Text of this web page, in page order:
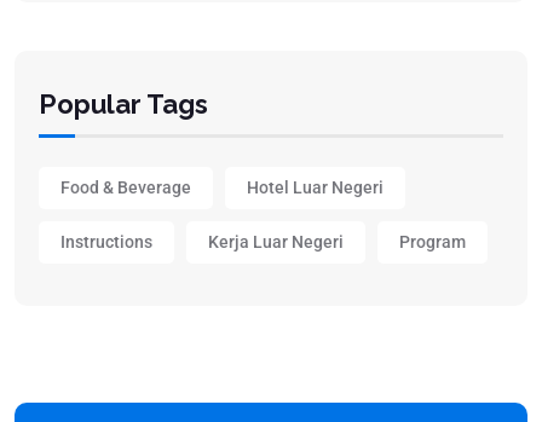
Popular Tags
Food & Beverage Hotel Luar Negeri
Instructions Kerja Luar Negeri Program